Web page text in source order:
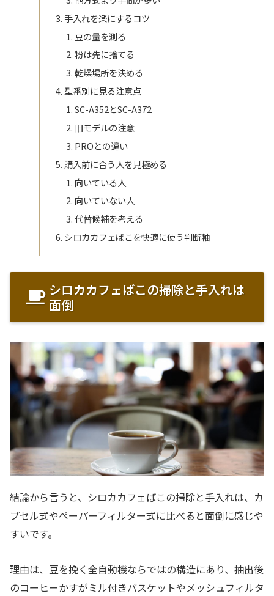
手入れを楽にするコツ
豆の量を測る
粉は先に捨てる
乾燥場所を決める
型番別に見る注意点
SC-A352とSC-A372
旧モデルの注意
PROとの違い
購入前に合う人を見極める
向いている人
向いていない人
代替候補を考える
シロカカフェばこを快適に使う判断軸
シロカカフェばこの掃除と手入れは
面倒
結論から言うと、シロカカフェばこの掃除と手入れは、カ
プセル式やペーパーフィルター式に比べると面倒に感じや
すいです。
理由は、豆を挽く全自動機ならではの構造にあり、抽出後
のコーヒーかすがミル付きバスケットやメッシュフィルタ